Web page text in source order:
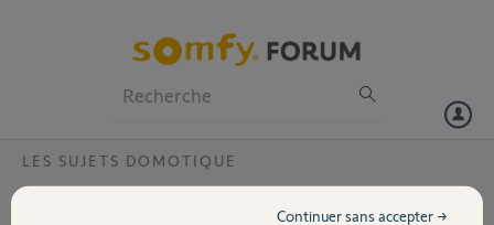
Volet
LES SUJETS DOMOTIQUE
Continuer sans accepter →